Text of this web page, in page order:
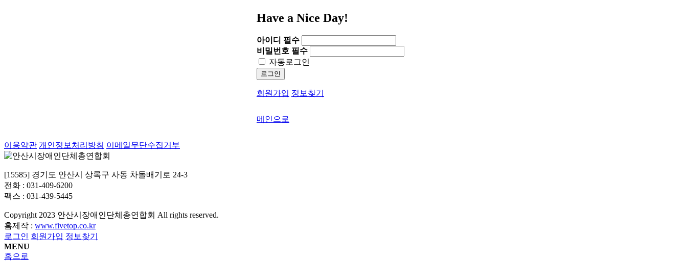
Have a Nice Day!
아이디 필수
비밀번호 필수
자동로그인
로그인
회원가입 정보찾기
메인으로
이용약관 개인정보처리방침 이메일무단수집거부
[15585] 경기도 안산시 상록구 사동 차돌배기로 24-3
전화 : 031-409-6200
팩스 : 031-439-5445
Copyright 2023 안산시장애인단체총연합회 All rights reserved.
홈제작 : www.fivetop.co.kr
로그인 회원가입 정보찾기
MENU
홈으로